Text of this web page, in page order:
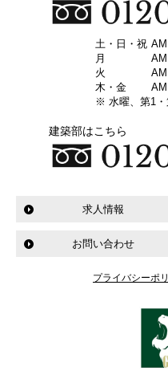
土・日・祝
月
火
木・金
※ 水曜、第1・
建築部はこちら
求人情報
お問い合わせ
プライバシーポ